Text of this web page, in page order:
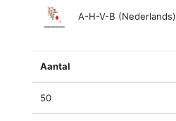
A-H-V-B (Nederlands)
Aantal
50